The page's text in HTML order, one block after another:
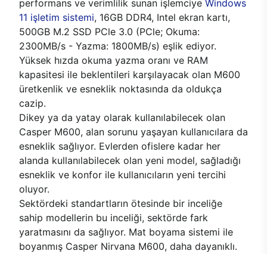
performans ve verimlilik sunan işlemciye Windows
11 işletim sistemi, 16GB DDR4, Intel ekran kartı,
500GB M.2 SSD PCle 3.0 (PCle; Okuma:
2300MB/s - Yazma: 1800MB/s) eşlik ediyor.
Yüksek hızda okuma yazma oranı ve RAM
kapasitesi ile beklentileri karşılayacak olan M600
üretkenlik ve esneklik noktasında da oldukça
cazip.
Dikey ya da yatay olarak kullanılabilecek olan
Casper M600, alan sorunu yaşayan kullanıcılara da
esneklik sağlıyor. Evlerden ofislere kadar her
alanda kullanılabilecek olan yeni model, sağladığı
esneklik ve konfor ile kullanıcıların yeni tercihi
oluyor.
Sektördeki standartların ötesinde bir inceliğe
sahip modellerin bu inceliği, sektörde fark
yaratmasını da sağlıyor. Mat boyama sistemi ile
boyanmış Casper Nirvana M600, daha dayanıklı.